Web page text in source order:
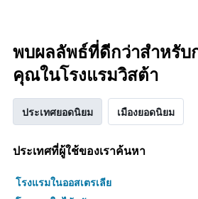
พบผลลัพธ์ที่ดีกว่าสำหรับ
คุณในโรงแรมวิสต้า
ประเทศยอดนิยม เมืองยอดนิยม
ประเทศที่ผู้ใช้ของเราค้นหา
โรงแรมในออสเตรเลีย